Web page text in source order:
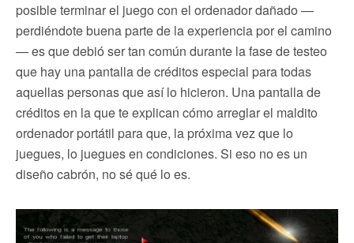
posible terminar el juego con el ordenador dañado —
perdiéndote buena parte de la experiencia por el camino
— es que debió ser tan común durante la fase de testeo
que hay una pantalla de créditos especial para todas
aquellas personas que así lo hicieron. Una pantalla de
créditos en la que te explican cómo arreglar el maldito
ordenador portátil para que, la próxima vez que lo
juegues, lo juegues en condiciones. Si eso no es un
diseño cabrón, no sé qué lo es.